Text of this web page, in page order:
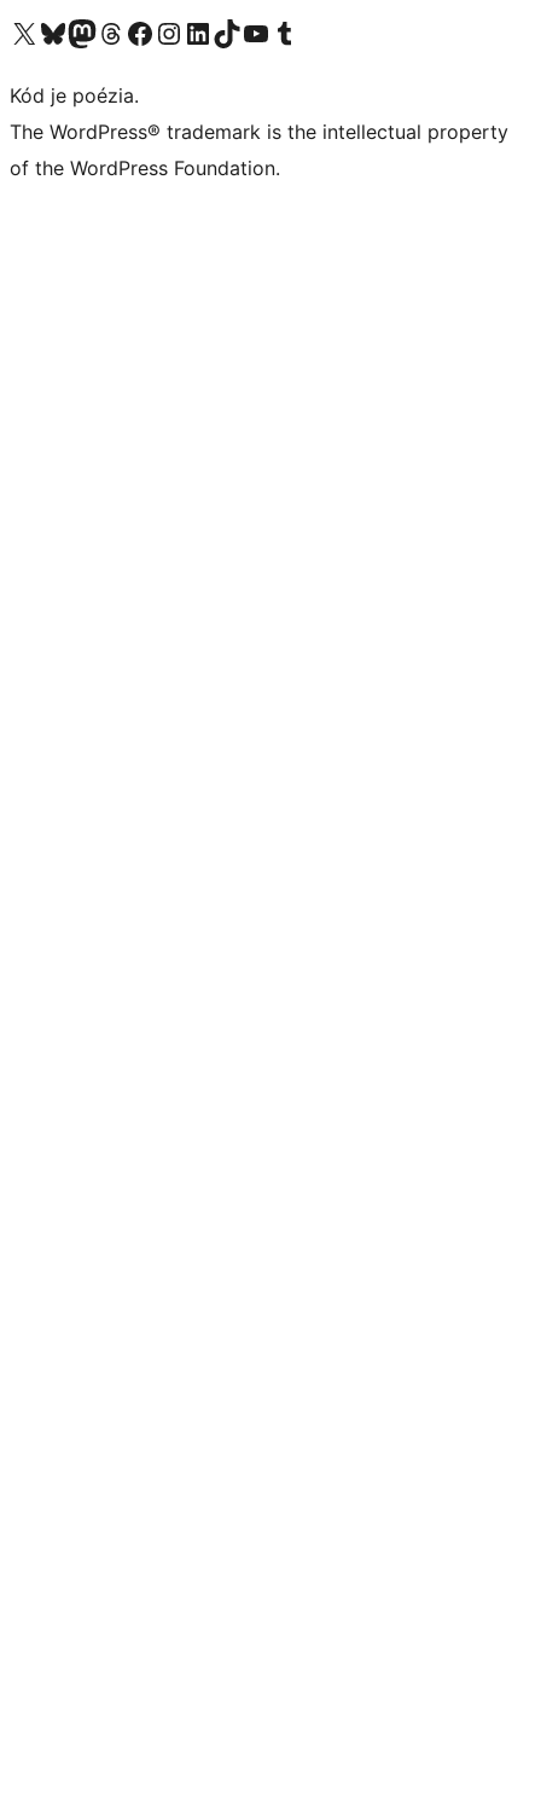
Navštívte náš účet na X (predtým Twitter)
Navštívte náš účet na platforme Bluesky
Navštívte náš účet na Mastodone
Navštívte náš účet na platforme Threads
Navštívte našu stránku na Facebooku
Navštívte náš účet Instagram
Navštívte náš účet LinkedIn
Navštívte náš účet na platforme TikTok
Navštívte náš kanál YouTube
Navštívte náš účet na platforme Tumblr
Kód je poézia.
The WordPress® trademark is the intellectual property
of the WordPress Foundation.